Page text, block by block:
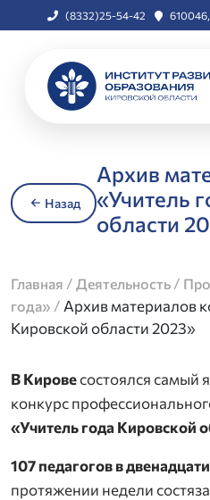
(8332)25-54-42 610046,
Назад
Архив
«Учитель
области
Главная / Деятельность /
года» / Архив материалов
Кировской области 2023»
В Кировесостоялся самый
конкурс
«Учитель года Кировской
107 педагогов в
протяжении недели